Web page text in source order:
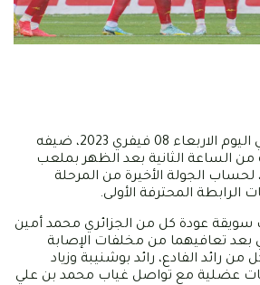
يستقبل الترجي الرياضي اليوم الاربعاء 08 فيفري 2023، ضيفه
الساعة الثانية بعد الظهر بملعب
الجولة الأخيرة من المرحلة
الرابطة المحترفة الأولى.
سويقة عودة كل من الجزائري محمد أمين
بعد تعافيهما من مخلفات الإصابة
كل من رائد الفادع، رائد بوشنيبة وزياد
عضلية مع تواصل غياب محمد بن علي